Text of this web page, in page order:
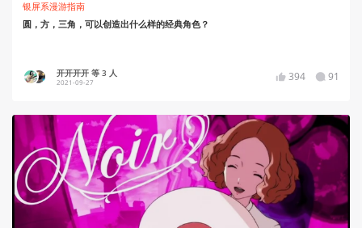
银屏系漫游指南
圆，方，三角，可以创造出什么样的经典角色？
开开开开 等 3 人
2021-09-27 394 91